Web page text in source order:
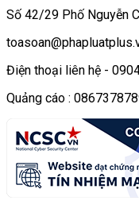
Số 42/29 Phố Nguyễn
Điện thoại liên hệ -
Quảng cáo :